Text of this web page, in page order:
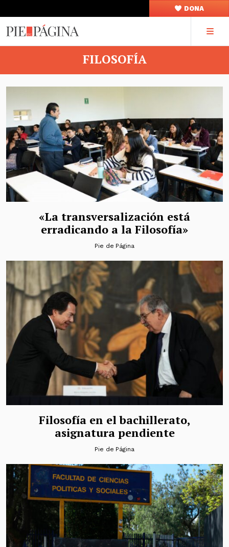
DONA
FILOSOFÍA
«La transversalización está
erradicando a la Filosofía»
Pie de Página
Filosofía en el bachillerato,
asignatura pendiente
Pie de Página